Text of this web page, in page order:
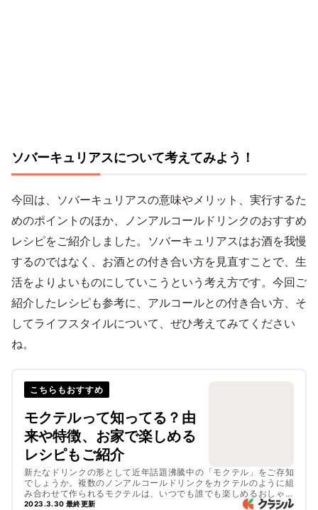
ソバーキュリアスについて考えてみよう！
今回は、ソバーキュリアスの意味やメリット、実行するた
めのポイントのほか、ノンアルコールドリンクのおすすめ
レシピをご紹介しました。ソバーキュリアスはお酒を我慢
するのではなく、お酒との付き合い方を見直すことで、生
活をよりよいものにしていこうという考え方です。今回ご
紹介したレシピも参考に、アルコールとの付き合い方、そ
してライフスタイルについて、ぜひ考えてみてください
ね。
こちらもおすすめ
モクテルって知ってる？由
来や特徴、お家で楽しめる
レシピもご紹介
新たなドリンクの形として近年話題沸騰中の「モクテル」をご存知
でしょうか。複数のノンアルコールドリンクをカクテルのように組
み合わせて作られるモクテルは、いつでも誰でも楽しめるおしゃれ
なドリンクです。今回はモクテルという名前の由来や歴史、作り方
2023.3.30 最終更新